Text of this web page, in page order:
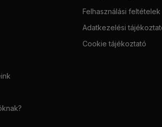
Felhasználási feltételek
Adatkezelési
Cookie tájékoztató